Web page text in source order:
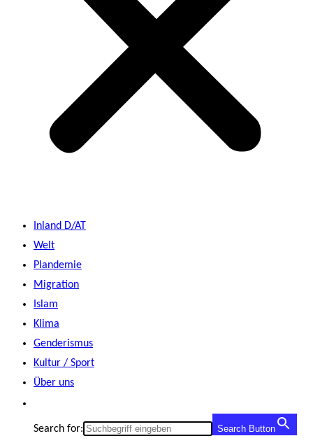
Inland D/AT
Welt
Plandemie
Migration
Islam
Klima
Genderismus
Kultur / Sport
Über uns
Search for: Search Button